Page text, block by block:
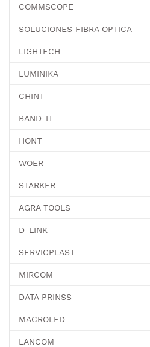
COMMSCOPE
SOLUCIONES FIBRA OPTICA
LIGHTECH
LUMINIKA
CHINT
BAND-IT
HONT
WOER
STARKER
AGRA TOOLS
D-LINK
SERVICPLAST
MIRCOM
DATA PRINSS
MACROLED
LANCOM